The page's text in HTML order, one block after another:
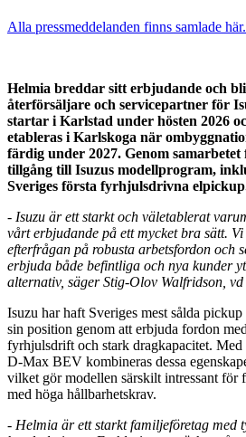
Alla pressmeddelanden finns samlade här.
Helmia breddar sitt erbjudande och
återförsäljare och servicepartner för
startar i Karlstad under hösten 2026
etableras i Karlskoga när
färdig under 2027. Genom
tillgång till Isuzus modellprogram,
Sveriges första fyrhjulsdrivna
- Isuzu är ett starkt och väletablerat
vårt erbjudande på ett mycket bra sätt. Vi
efterfrågan på robusta arbetsfordon och
erbjuda både befintliga och nya kunder
alternativ, säger Stig-Olov Walfridson,
Isuzu har haft Sveriges mest sålda
sin position genom att erbjuda fordon
fyrhjulsdrift och stark dragkapacitet.
D-Max BEV kombineras dessa
vilket gör modellen särskilt intressant för
med höga hållbarhetskrav.
- Helmia är ett starkt familjeföretag med